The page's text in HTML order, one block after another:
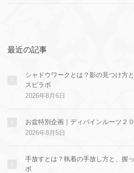
最近の記事
シャドウワークとは？影の見つけ方
スピラボ
2026年8月6日
お盆特別企画｜ディバインルーツ２
2026年8月5日
手放すとは？執着の手放し方と、握
ボ